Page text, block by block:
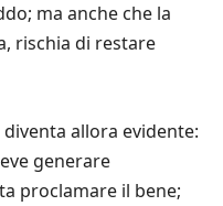
ma anche che la
rischia di restare
allora evidente:
generare
proclamare il bene;